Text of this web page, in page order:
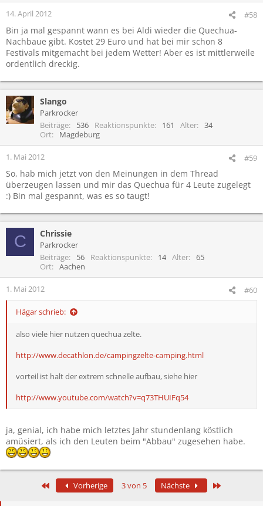
14. April 2012 #58
Bin ja mal gespannt wann es bei Aldi wieder die Quechua-
Nachbaue gibt. Kostet 29 Euro und hat bei mir schon 8
Festivals mitgemacht bei jedem Wetter! Aber es ist mittlerweile
ordentlich dreckig.
Slango
Parkrocker
Beiträge
536 Reaktionspunkte 161 Alter
34
Ort
Magdeburg
1. Mai 2012 #59
So, hab mich jetzt von den Meinungen in dem Thread
überzeugen lassen und mir das Quechua für 4 Leute zugelegt
:) Bin mal gespannt, was es so taugt!
C Chrissie
Parkrocker
Beiträge
56 Reaktionspunkte 14 Alter
65
Ort
Aachen
1. Mai 2012 #60
Hägar schrieb:
also viele hier nutzen quechua zelte.
http://www.decathlon.de/campingzelte-camping.html
vorteil ist halt der extrem schnelle aufbau, siehe hier
http://www.youtube.com/watch?v=q73THUIFq54
ja, genial, ich habe mich letztes Jahr stundenlang köstlich
amüsiert, als ich den Leuten beim "Abbau" zugesehen habe.
Erste Vorherige 3 von 5 Nächste